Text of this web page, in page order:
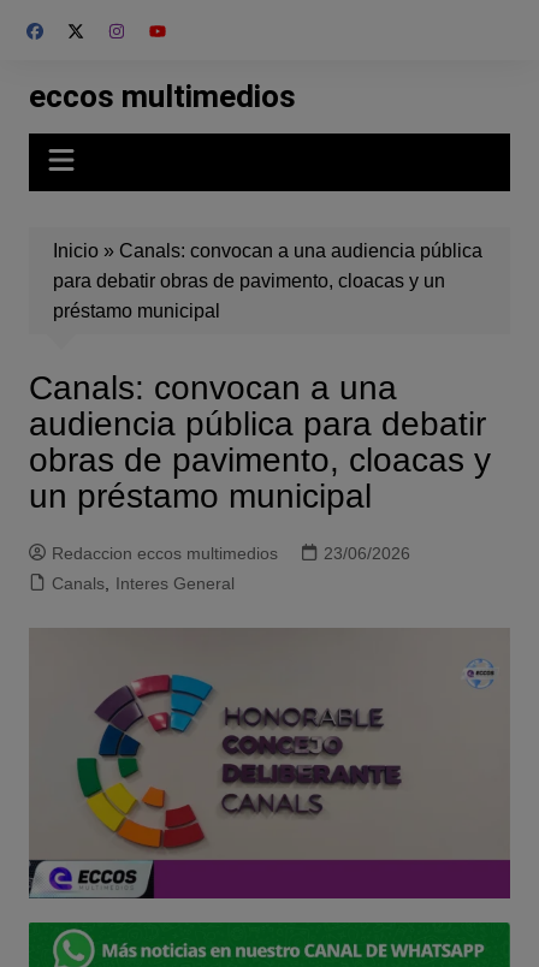
eccos multimedios
Inicio» Canals: convocan a una audiencia pública
para debatir obras de pavimento, cloacas y un
préstamo municipal
Canals: convocan a una
audiencia pública para debatir
obras de pavimento, cloacas y
un préstamo municipal
Redaccion eccos multimedios
23/06/2026
Canals, Interes General